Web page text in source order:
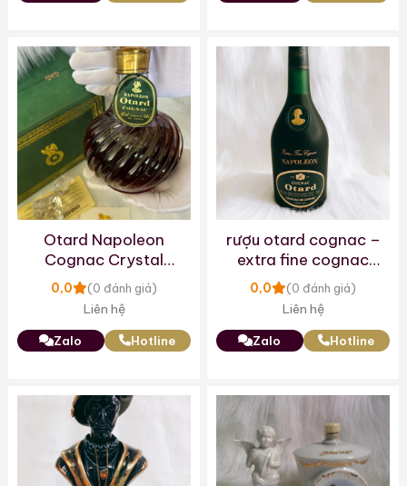
Otard Napoleon
Cognac Crystal
Decanter
0,0 (0 đánh giá)
Liên hệ
Zalo Hotline
rượu otard cognac –
extra fine cognac
napoleon
0,0 (0 đánh giá)
Liên hệ
Zalo Hotline